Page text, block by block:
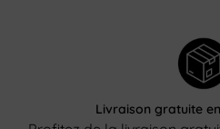
Livraison gratuite